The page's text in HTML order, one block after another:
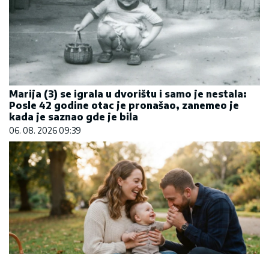
Marija (3) se igrala u dvorištu i samo je nestala:
Posle 42 godine otac je pronašao, zanemeo je
kada je saznao gde je bila
06. 08. 2026 09:39